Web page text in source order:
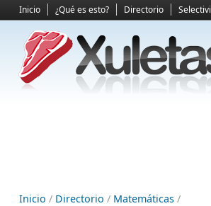
Inicio ¿Qué es esto? Directorio
Inicio / Directorio / Matemáticas /